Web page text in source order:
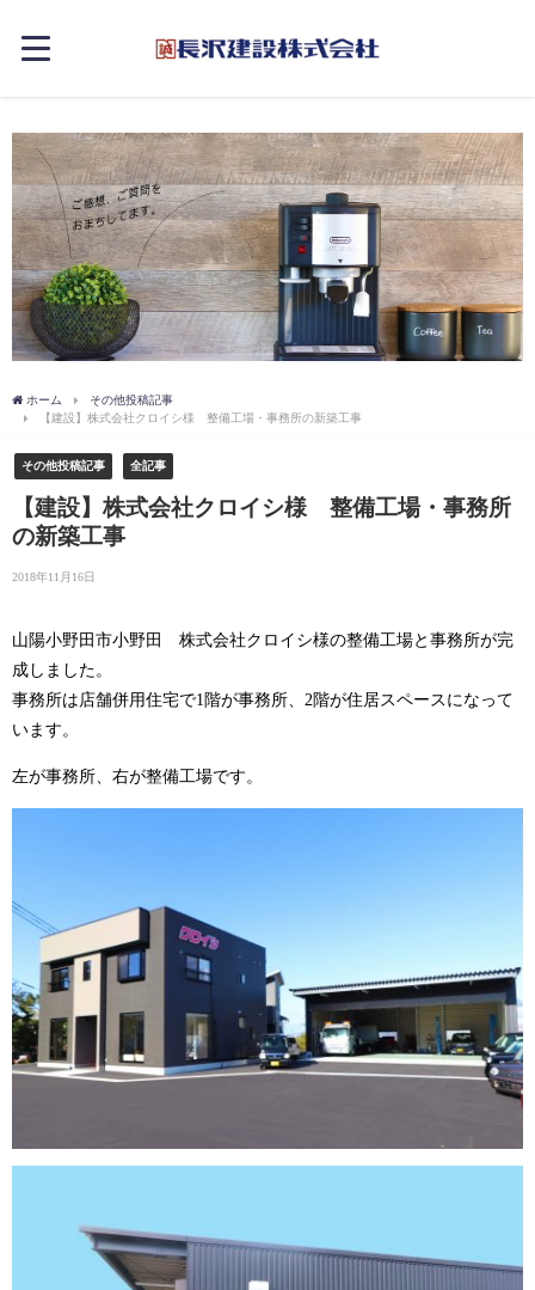
ホーム
その他投稿記事
【建設】株式会社クロイシ様 整備工場・事務所の新築工事
その他投稿記事 全記事
【建設】株式会社クロイシ様 整備工場・事務所
の新築工事
2018年11月16日
山陽小野田市小野田 株式会社クロイシ様の整備工場と事務所が完
成しました。
事務所は店舗併用住宅で1階が事務所、2階が住居スペースになって
います。
左が事務所、右が整備工場です。